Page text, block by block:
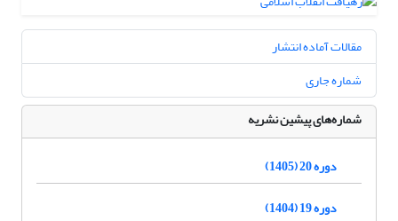
مقالات آماده انتشار
شماره جاری
شماره‌های پیشین نشریه
دوره 20 (1405)
دوره 19 (1404)